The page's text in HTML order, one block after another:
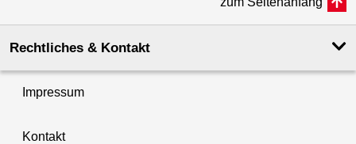
Rechtliches & Kontakt
Impressum
Kontakt